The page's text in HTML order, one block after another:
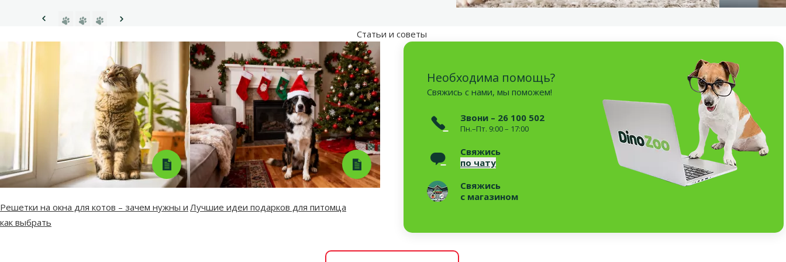
Предыдущая страницаСледующая страница
Статьи и советы
Необходима помощь?
Свяжись с нами, мы поможем!
Звони – 26 100 502
Пн.–Пт. 9:00 – 17:00
Свяжись
по чату
Свяжись
с магазином
Решетки на окна для котов – зачем нужны и
как выбрать
Лучшие идеи подарков для питомца